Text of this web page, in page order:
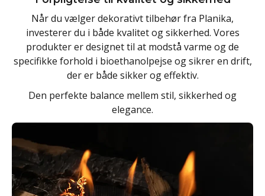
Når du vælger dekorativt tilbehør fra Planika,
investerer du i både kvalitet og sikkerhed. Vores
produkter er designet til at modstå varme og de
specifikke forhold i bioethanolpejse og sikrer en drift,
der er både sikker og effektiv.
Den perfekte balance mellem stil, sikkerhed og
elegance.